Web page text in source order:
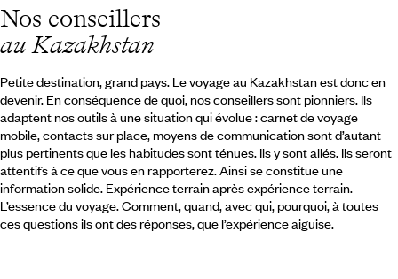
Nos conseillers
au Kazakhstan
Petite destination, grand pays. Le voyage au Kazakhstan est donc en
devenir. En conséquence de quoi, nos conseillers sont pionniers. Ils
adaptent nos outils à une situation qui évolue : carnet de voyage
mobile, contacts sur place, moyens de communication sont d’autant
plus pertinents que les habitudes sont ténues. Ils y sont allés. Ils seront
attentifs à ce que vous en rapporterez. Ainsi se constitue une
information solide. Expérience terrain après expérience terrain.
L’essence du voyage. Comment, quand, avec qui, pourquoi, à toutes
ces questions ils ont des réponses, que l’expérience aiguise.